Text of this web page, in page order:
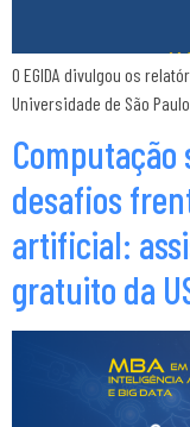
O EGIDA divulgou os
Universidade de São
desafios
artificial:
gratuito da